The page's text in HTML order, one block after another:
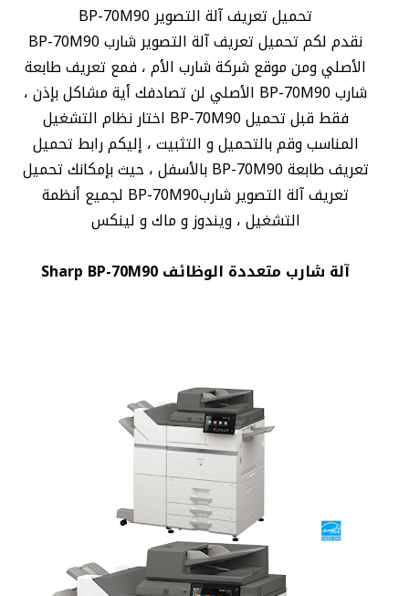
تحميل تعريف آلة التصوير BP-70M90
نقدم لكم تحميل تعريف آلة التصوير شارب BP-70M90
الأصلي ومن موقع شركة شارب الأم ، فمع تعريف طابعة
شارب BP-70M90 الأصلي لن تصادفك أية مشاكل بإذن ،
فقط قبل تحميل BP-70M90 اختار نظام التشغيل
المناسب وقم بالتحميل و التثبيت ، إليكم رابط تحميل
تعريف طابعة BP-70M90 بالأسفل ، حيث بإمكانك تحميل
تعريف آلة التصوير شاربBP-70M90 لجميع أنظمة
التشغيل ، ويندوز و ماك و لينكس
آلة شارب متعددة الوظائف Sharp BP-70M90